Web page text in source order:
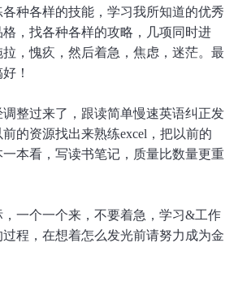
种各样的技能，学习我所知道的优秀
，找各种各样的攻略，几项同时进
，愧疚，然后着急，焦虑，迷茫。最
！
整过来了，跟读简单慢速英语纠正发
的资源找出来熟练excel，把以前的
本看，写读书笔记，质量比数量更重
一个一个来，不要着急，学习&工作
程，在想着怎么发光前请努力成为金